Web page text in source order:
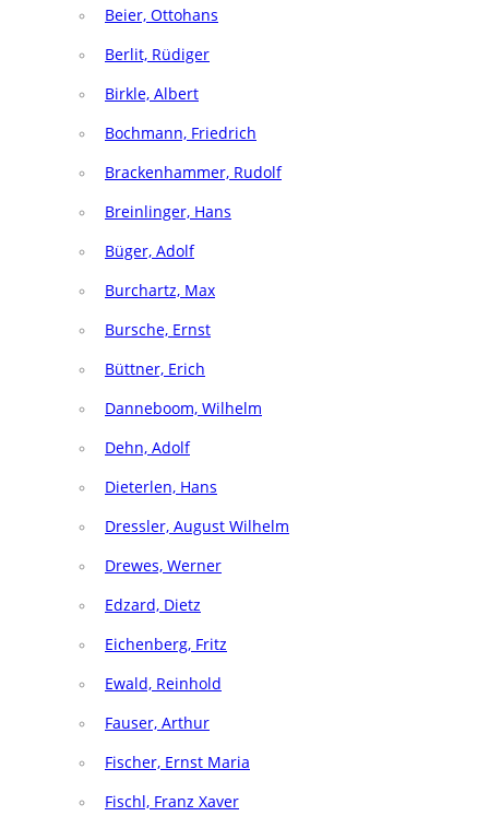
Beier, Ottohans
Berlit, Rüdiger
Birkle, Albert
Bochmann, Friedrich
Brackenhammer, Rudolf
Breinlinger, Hans
Büger, Adolf
Burchartz, Max
Bursche, Ernst
Büttner, Erich
Danneboom, Wilhelm
Dehn, Adolf
Dieterlen, Hans
Dressler, August Wilhelm
Drewes, Werner
Edzard, Dietz
Eichenberg, Fritz
Ewald, Reinhold
Fauser, Arthur
Fischer, Ernst Maria
Fischl, Franz Xaver